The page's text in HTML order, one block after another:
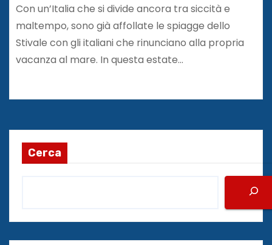
Con un’Italia che si divide ancora tra siccità e
maltempo, sono già affollate le spiagge dello
Stivale con gli italiani che rinunciano alla propria
vacanza al mare. In questa estate…
Cerca